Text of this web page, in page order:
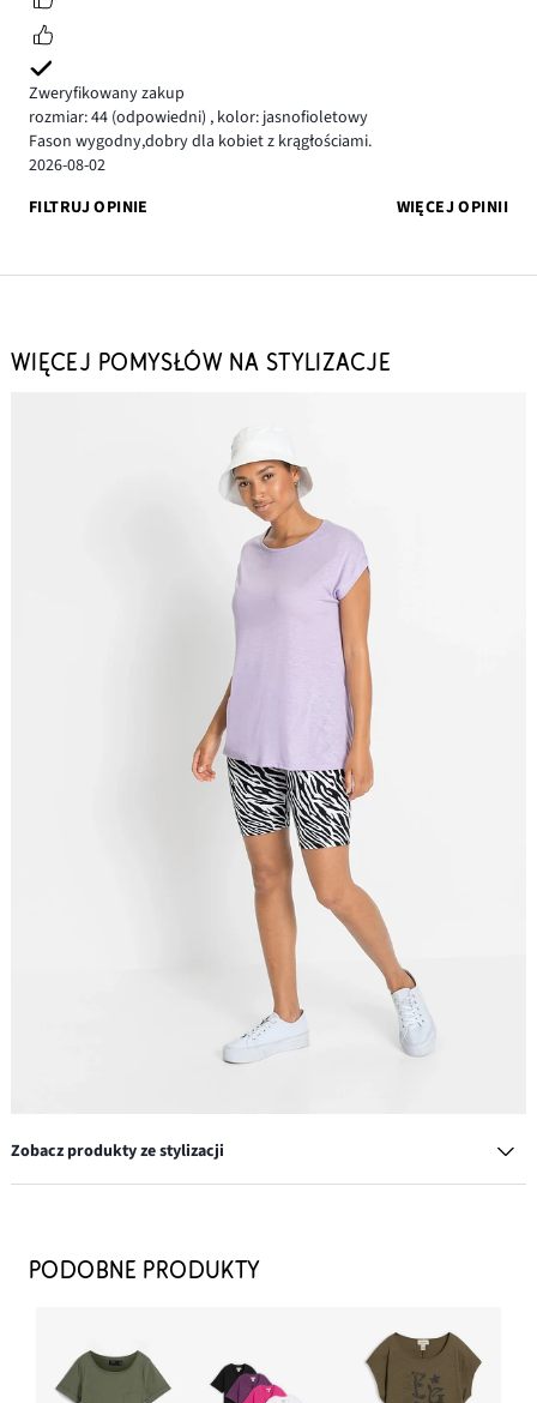
Zweryfikowany zakup
rozmiar: 44 (odpowiedni) , kolor: jasnofioletowy
Fason wygodny,dobry dla kobiet z krągłościami.
2026-08-02
FILTRUJ OPINIE
WIĘCEJ OPINII
WIĘCEJ POMYSŁÓW NA STYLIZACJE
Zobacz produkty ze stylizacji
97,99 zł
Szorty muślinowe
79,99 zł
PODOBNE PRODUKTY